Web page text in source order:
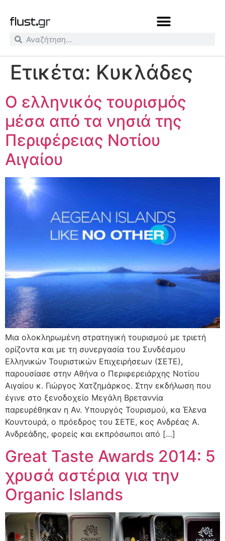
Ετικέτα: Κυκλάδες
Ο ελληνικός τουρισμός
μέσα από τα νησιά της
Περιφέρειας Νοτίου
Αιγαίου
Μια ολοκληρωμένη στρατηγική τουρισμού με τριετή
ορίζοντα και με τη συνεργασία του Συνδέσμου
Ελληνικών Τουριστικών Επιχειρήσεων (ΣΕΤΕ),
παρουσίασε στην Αθήνα ο Περιφερειάρχης Νοτίου
Αιγαίου κ. Γιώργος Χατζημάρκος. Στην εκδήλωση που
έγινε στο ξενοδοχείο Μεγάλη Βρεταννία
παρευρέθηκαν η Αν. Υπουργός Τουρισμού, κα Έλενα
Κουντουρά, ο πρόεδρος του ΣΕΤΕ, κος Ανδρέας Α.
Ανδρεάδης, φορείς και εκπρόσωποι από […]
Great Taste Awards 2014: 5
χρυσά αστέρια για την
Organic Islands